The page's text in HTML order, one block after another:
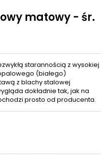
matowy - śr.
starannością z wysokiej
(białego)
z blachy stalowej
dokładnie tak, jak na
prosto od producenta.